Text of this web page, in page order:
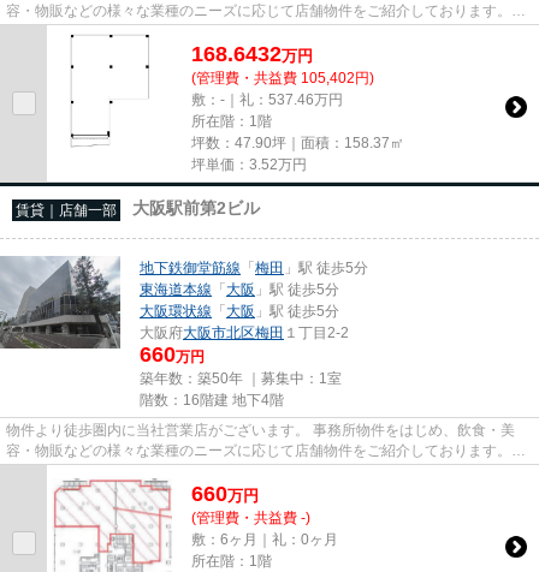
容・物販などの様々な業種のニーズに応じて店舗物件をご紹介しております。
尚、弊社ではおとり広告は一切...
168.6432万円
(管理費・共益費 105,402円)
敷：-｜礼：537.46万円
所在階：1階
坪数：47.90坪｜面積：158.37㎡
坪単価： 3.52万円
賃貸｜店舗一部 大阪駅前第2ビル
地下鉄御堂筋線 「梅田 」駅 徒歩5分
東海道本線 「大阪 」駅 徒歩5分
大阪環状線 「大阪 」駅 徒歩5分
大阪府大阪市北区梅田 １丁目2-2
660万円
築年数：築50年 ｜募集中： 1室
階数：16階建 地下4階
物件より徒歩圏内に当社営業店がございます。 事務所物件をはじめ、飲食・美
容・物販などの様々な業種のニーズに応じて店舗物件をご紹介しております。
尚、弊社ではおとり広告は一切...
660万円
(管理費・共益費 -)
敷：6ヶ月｜礼：0ヶ月
所在階：1階